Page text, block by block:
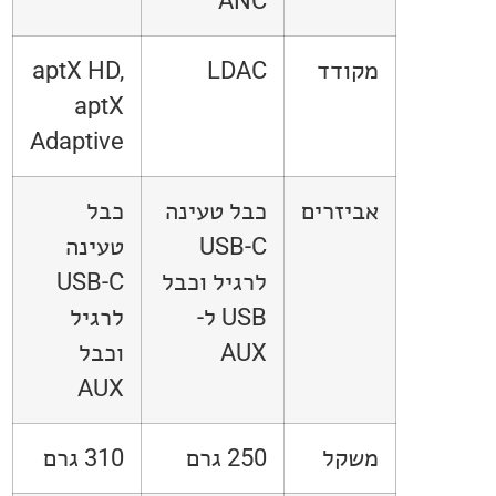
LDAC
aptX HD,
כבל טעינה
לרגיל וכבל
כבל
טעינה
USB-C
לרגיל
וכבל
250 גרם 310 גרם